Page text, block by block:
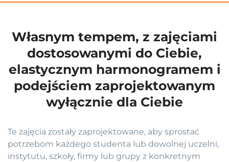
Własnym tempem, z zajęciami
dostosowanymi do Ciebie,
elastycznym harmonogramem i
podejściem zaprojektowanym
wyłącznie dla Ciebie
Te zajęcia zostały zaprojektowane, aby sprostać
potrzebom każdego studenta lub dowolnej uczelni,
instytutu, szkoły, firmy lub grupy z konkretnym